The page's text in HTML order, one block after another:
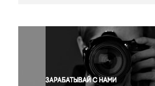
Окружающая среда
Политика
Правосудие
Происшествия и конфликты